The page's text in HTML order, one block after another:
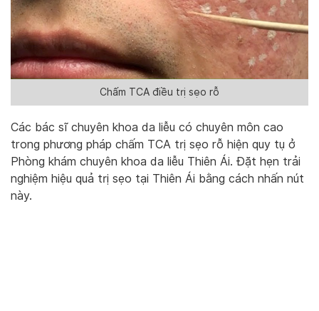
Chấm TCA điều trị sẹo rỗ
Các bác sĩ chuyên khoa da liễu có chuyên môn cao
trong phương pháp chấm TCA trị sẹo rỗ hiện quy tụ ở
Phòng khám chuyên khoa da liễu Thiên Ái. Đặt hẹn trải
nghiệm hiệu quả trị sẹo tại Thiên Ái bằng cách nhấn nút
này.